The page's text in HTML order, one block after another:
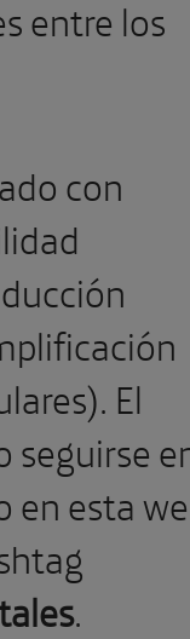
entre los
con
El
seguirse
en esta
.